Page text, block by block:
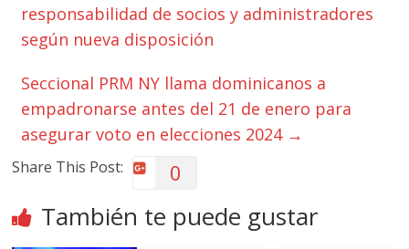
responsabilidad de socios y administradores
según nueva disposición
Seccional PRM NY llama dominicanos a
empadronarse antes del 21 de enero para
asegurar voto en elecciones 2024 →
Share This Post: 0
También te puede gustar